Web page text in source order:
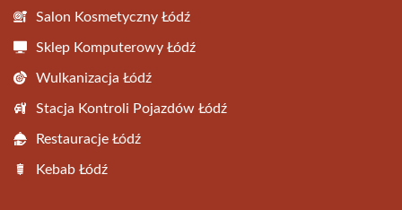
Salon Kosmetyczny Łódź
Sklep Komputerowy Łódź
Wulkanizacja Łódź
Stacja Kontroli Pojazdów Łódź
Restauracje Łódź
Kebab Łódź